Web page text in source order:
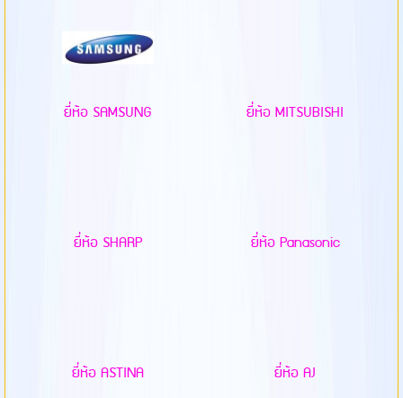
ยี่ห้อ SAMSUNG ยี่ห้อ MITSUBISHI
ยี่ห้อ SHARP ยี่ห้อ Panasonic
ยี่ห้อ ASTINA ยี่ห้อ AJ